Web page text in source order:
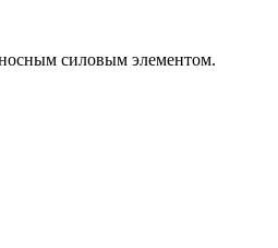
силовым элементом.